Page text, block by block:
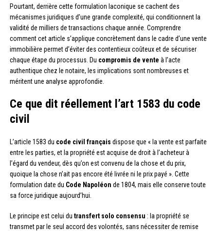
Pourtant, derrière cette formulation laconique se cachent des
mécanismes juridiques d’une grande complexité, qui conditionnent la
validité de milliers de transactions chaque année. Comprendre
comment cet article s’applique concrètement dans le cadre d’une vente
immobilière permet d’éviter des contentieux coûteux et de sécuriser
chaque étape du processus. Du compromis de vente à l’acte
authentique chez le notaire, les implications sont nombreuses et
méritent une analyse approfondie.
Ce que dit réellement l’art 1583 du code
civil
L’article 1583 du code civil français dispose que « la vente est parfaite
entre les parties, et la propriété est acquise de droit à l’acheteur à
l’égard du vendeur, dès qu’on est convenu de la chose et du prix,
quoique la chose n’ait pas encore été livrée ni le prix payé ». Cette
formulation date du Code Napoléon de 1804, mais elle conserve toute
sa force juridique aujourd’hui.
Le principe est celui du transfert solo consensu : la propriété se
transmet par le seul accord des volontés, sans nécessiter de remise